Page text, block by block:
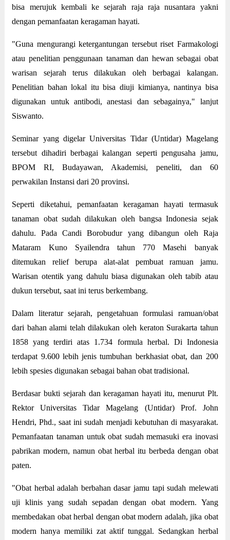
bisa merujuk kembali ke sejarah raja raja nusantara yakni
dengan pemanfaatan keragaman hayati.
"Guna mengurangi ketergantungan tersebut riset Farmakologi
atau penelitian penggunaan tanaman dan hewan sebagai obat
warisan sejarah terus dilakukan oleh berbagai kalangan.
Penelitian bahan lokal itu bisa diuji kimianya, nantinya bisa
digunakan untuk antibodi, anestasi dan sebagainya," lanjut
Siswanto.
Seminar yang digelar Universitas Tidar (Untidar) Magelang
tersebut dihadiri berbagai kalangan seperti pengusaha jamu,
BPOM RI, Budayawan, Akademisi, peneliti, dan 60
perwakilan Instansi dari 20 provinsi.
Seperti diketahui, pemanfaatan keragaman hayati termasuk
tanaman obat sudah dilakukan oleh bangsa Indonesia sejak
dahulu. Pada Candi Borobudur yang dibangun oleh Raja
Mataram Kuno Syailendra tahun 770 Masehi banyak
ditemukan relief berupa alat-alat pembuat ramuan jamu.
Warisan otentik yang dahulu biasa digunakan oleh tabib atau
dukun tersebut, saat ini terus berkembang.
Dalam literatur sejarah, pengetahuan formulasi ramuan/obat
dari bahan alami telah dilakukan oleh keraton Surakarta tahun
1858 yang terdiri atas 1.734 formula herbal. Di Indonesia
terdapat 9.600 lebih jenis tumbuhan berkhasiat obat, dan 200
lebih spesies digunakan sebagai bahan obat tradisional.
Berdasar bukti sejarah dan keragaman hayati itu, menurut Plt.
Rektor Universitas Tidar Magelang (Untidar) Prof. John
Hendri, Phd., saat ini sudah menjadi kebutuhan di masyarakat.
Pemanfaatan tanaman untuk obat sudah memasuki era inovasi
pabrikan modern, namun obat herbal itu berbeda dengan obat
paten.
"Obat herbal adalah berbahan dasar jamu tapi sudah melewati
uji klinis yang sudah sepadan dengan obat modern. Yang
membedakan obat herbal dengan obat modern adalah, jika obat
modern hanya memiliki zat aktif tunggal. Sedangkan herbal